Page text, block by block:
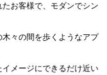
お客様で、モダンでシン
々の間を歩くようなアプ
メージにできるだけ近い